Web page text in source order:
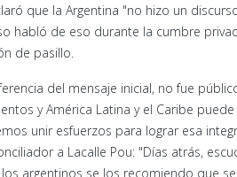
que la Argentina "no hizo un
habló de eso durante la cumbre
de pasillo.
del mensaje inicial, no fue
y América Latina y el Caribe
unir esfuerzos para lograr esa
a Lacalle Pou: "Días atrás,
argentinos se los recomiendo que